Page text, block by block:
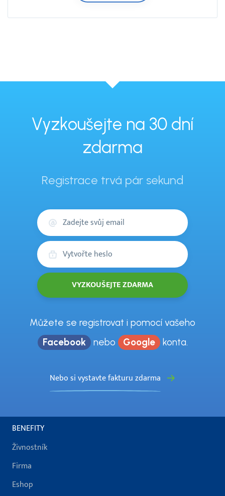
Vyzkoušejte na 30 dní
zdarma
Registrace trvá pár sekund
Váš
Můžete se registrovat i pomocí vašeho
Facebook nebo Google konta.
Nebo si vystavte fakturu zdarma
BENEFITY
Živnostník
Firma
Eshop